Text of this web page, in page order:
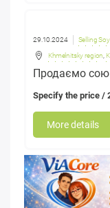
29.10.2024 Selling Soy
Khmelnitsky region,
Продаємо
Specify the price /
More details